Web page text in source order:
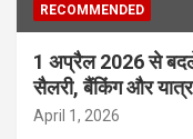
RECOMMENDED
1 अप्रैल 2026 से बदले
सैलरी, बैंकिंग और
April 1, 2026